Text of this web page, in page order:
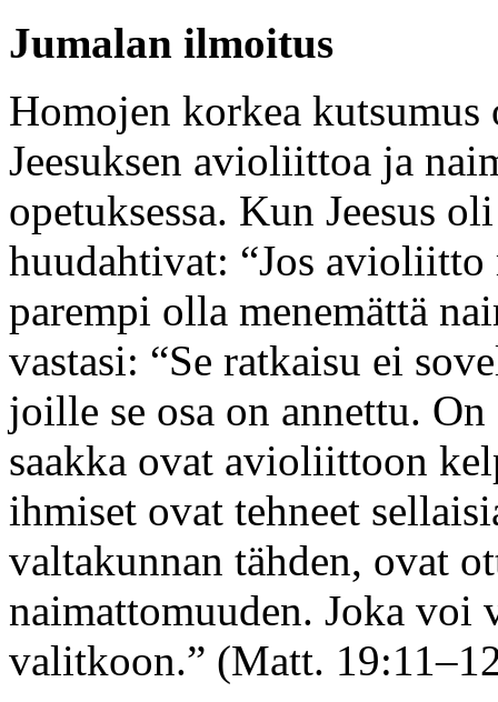
Jumalan ilmoitus
Homojen korkea kutsumus
Jeesuksen avioliittoa ja
opetuksessa. Kun Jeesus
huudahtivat: “Jos avioliitto
parempi olla menemättä
vastasi: “Se ratkaisu ei
joille se osa on annettu.
saakka ovat avioliittoon
ihmiset ovat tehneet
valtakunnan tähden, ovat
naimattomuuden. Joka voi
valitkoon.” (Matt.